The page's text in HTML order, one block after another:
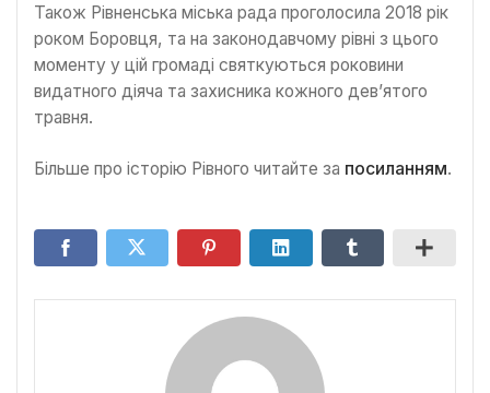
Також Рівненська міська рада проголосила 2018 рік
роком Боровця, та на законодавчому рівні з цього
моменту у цій громаді святкуються роковини
видатного діяча та захисника кожного дев’ятого
травня.
Більше про історію Рівного читайте за посиланням.